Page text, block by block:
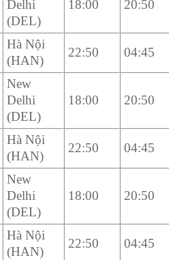
Delhi
(DEL)
18:00 20:50
Hà Nội
(HAN)
22:50 04:45
New
Delhi
(DEL)
18:00 20:50
Hà Nội
(HAN)
22:50 04:45
New
Delhi
(DEL)
18:00 20:50
Hà Nội
(HAN)
22:50 04:45